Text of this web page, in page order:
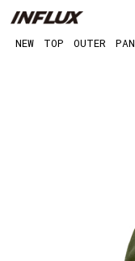
NEW TOP OUTER